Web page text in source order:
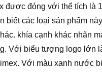
được đóng với thể tích là
biết các loại sản phẩm
khía cạnh khác nhãn
Với biểu tượng logo lớn
Với màu xanh nước